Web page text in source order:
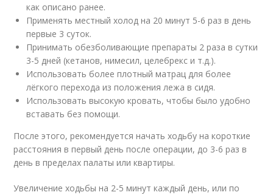
как описано ранее.
Применять местный холод на 20 минут 5-6 раз в день
первые 3 суток.
Принимать обезболивающие препараты 2 раза в сутки
3-5 дней (кетанов, нимесил, целебрекс и т.д.).
Использовать более плотный матрац для более
лёгкого перехода из положения лежа в сидя.
Использовать высокую кровать, чтобы было удобно
вставать без помощи.
После этого, рекомендуется начать ходьбу на короткие
расстояния в первый день после операции, до 3-6 раз в
день в пределах палаты или квартиры.
Увеличение ходьбы на 2-5 минут каждый день, или по